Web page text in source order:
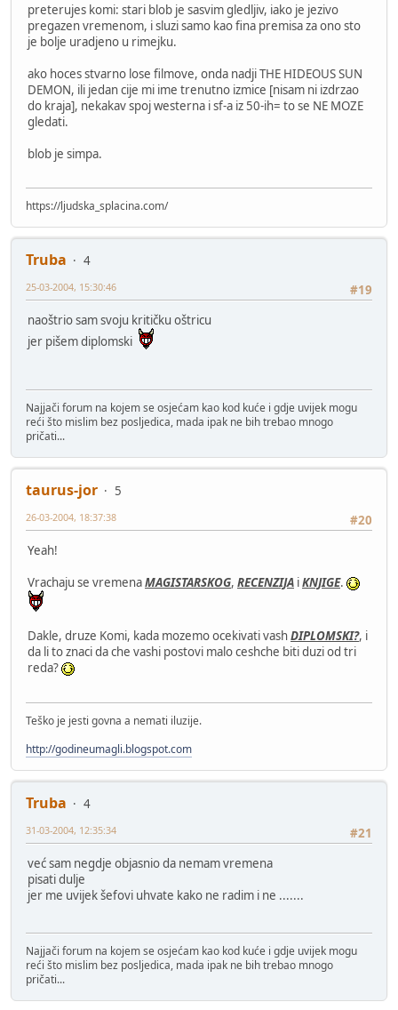
preterujes komi: stari blob je sasvim gledljiv, iako je jezivo
pregazen vremenom, i sluzi samo kao fina premisa za ono sto
je bolje uradjeno u rimejku.
ako hoces stvarno lose filmove, onda nadji THE HIDEOUS SUN
DEMON, ili jedan cije mi ime trenutno izmice [nisam ni izdrzao
do kraja], nekakav spoj westerna i sf-a iz 50-ih= to se NE MOZE
gledati.
blob je simpa.
https://ljudska_splacina.com/
Truba
4
#19
25-03-2004, 15:30:46
naoštrio sam svoju kritičku oštricu
jer pišem diplomski
Najjači forum na kojem se osjećam kao kod kuće i gdje uvijek mogu
reći što mislim bez posljedica, mada ipak ne bih trebao mnogo
pričati...
taurus-jor
5
#20
26-03-2004, 18:37:38
Yeah!
Vrachaju se vremenaMAGISTARSKOG, RECENZIJA iKNJIGE.
Dakle, druze Komi, kada mozemo ocekivati vashDIPLOMSKI?, i
da li to znaci da che vashi postovi malo ceshche biti duzi od tri
reda?
Teško je jesti govna a nemati iluzije.
http://godineumagli.blogspot.com
Truba
4
#21
31-03-2004, 12:35:34
već sam negdje objasnio da nemam vremena
pisati dulje
jer me uvijek šefovi uhvate kako ne radim i ne .......
Najjači forum na kojem se osjećam kao kod kuće i gdje uvijek mogu
reći što mislim bez posljedica, mada ipak ne bih trebao mnogo
pričati...